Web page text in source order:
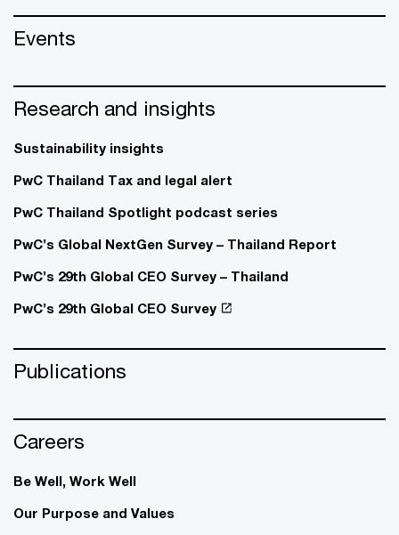
Events
Research and insights
Sustainability insights
PwC Thailand Tax and legal alert
PwC Thailand Spotlight podcast series
PwC’s Global NextGen Survey – Thailand Report
PwC’s 29th Global CEO Survey – Thailand
PwC’s 29th Global CEO Survey
Publications
Careers
Be Well, Work Well​
Our Purpose and Values